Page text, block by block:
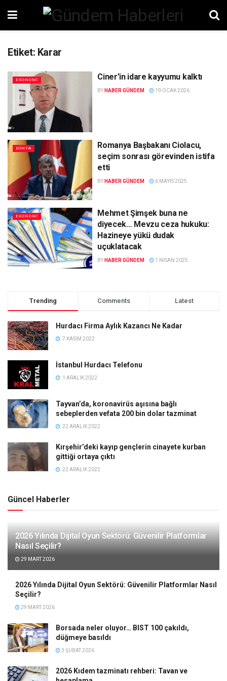
Etiket: Karar
EKONOMI Ciner’in idare kayyumu kalktı
BY HABER GÜNDEM 19 OCAK 2026
DÜNYA
Romanya Başbakanı Ciolacu,
seçim sonrası görevinden istifa
etti
BY HABER GÜNDEM 6 MAYIS 2025
EKONOMI
Mehmet Şimşek buna ne
diyecek… Mevzu ceza hukuku:
Hazineye yükü dudak
uçuklatacak
BY HABER GÜNDEM 1 NISAN 2025
Trending Comments Latest
Hurdacı Firma Aylık Kazancı Ne Kadar
7 KASIM 2022
İstanbul Hurdacı Telefonu
1 ARALIK 2022
Tayvan’da, koronavirüs aşısına bağlı
sebeplerden vefata 200 bin dolar tazminat
22 ARALIK 2022
Kırşehir’deki kayıp gençlerin cinayete kurban
gittiği ortaya çıktı
22 ARALIK 2022
Güncel Haberler
2026 Yılında Dijital Oyun Sektörü: Güvenilir Platformlar
Nasıl Seçilir?
29 MART 2026
2026 Yılında Dijital Oyun Sektörü: Güvenilir Platformlar Nasıl
Seçilir?
29 MART 2026
Borsada neler oluyor… BIST 100 çakıldı,
düğmeye basıldı
3 ŞUBAT 2026
2026 Kıdem tazminatı rehberi: Tavan ve